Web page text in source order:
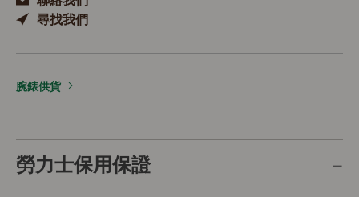
尋找我們
腕錶供貨
勞力士保用保證